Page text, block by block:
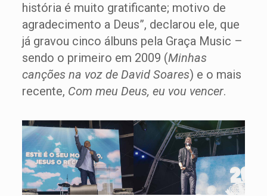
história é muito gratificante; motivo de
agradecimento a Deus”, declarou ele, que
já gravou cinco álbuns pela Graça Music –
sendo o primeiro em 2009 (Minhas
canções na voz de David Soares) e o mais
recente, Com meu Deus, eu vou vencer.